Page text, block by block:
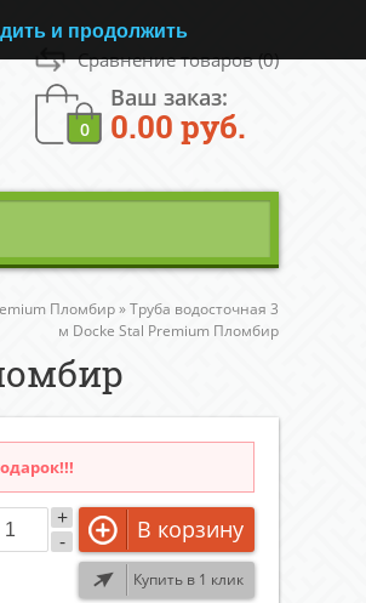
Сравнение товаров(0)
Ваш заказ:
0 0.00 руб.
Пломбир»Труба водосточная 3
м Docke Stal Premium Пломбир
-
+ В корзину
Купить в 1 клик
и продолжить